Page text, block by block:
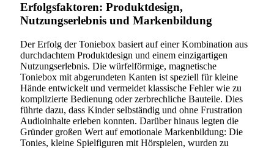
Erfolgsfaktoren: Produktdesign,
Nutzungserlebnis und Markenbildung
Der Erfolg der Toniebox basiert auf einer Kombination aus
durchdachtem Produktdesign und einem einzigartigen
Nutzungserlebnis. Die würfelförmige, magnetische
Toniebox mit abgerundeten Kanten ist speziell für kleine
Hände entwickelt und vermeidet klassische Fehler wie zu
komplizierte Bedienung oder zerbrechliche Bauteile. Dies
führte dazu, dass Kinder selbständig und ohne Frustration
Audioinhalte erleben konnten. Darüber hinaus legten die
Gründer großen Wert auf emotionale Markenbildung: Die
Tonies, kleine Spielfiguren mit Hörspielen, wurden zu